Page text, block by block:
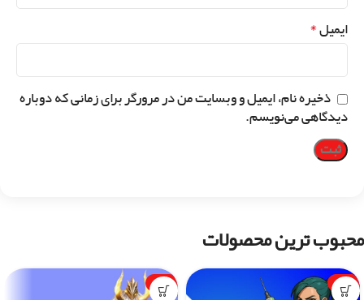
ایمیل*
ذخیره نام، ایمیل و وبسایت من در مرورگر برای زمانی که دوباره
دیدگاهی می‌نویسم.
محبوب ترین محصولات
-7%
-1%